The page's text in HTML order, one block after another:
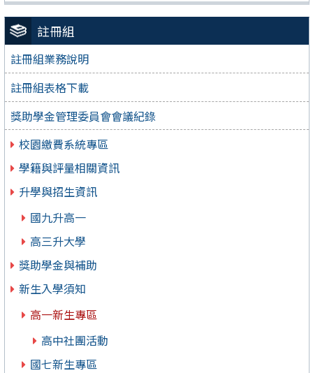
註冊組
註冊組業務說明
註冊組表格下載
獎助學金管理委員會會議紀錄
校園繳費系統專區
學籍與評量相關資訊
升學與招生資訊
國九升高一
高三升大學
獎助學金與補助
新生入學須知
高一新生專區
高中社團活動
國七新生專區